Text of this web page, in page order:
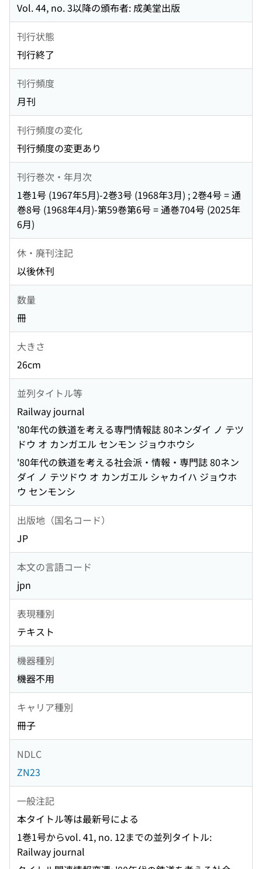
Vol. 44, no. 3以降の頒布者: 成美堂出版
刊行状態
刊行終了
刊行頻度
月刊
刊行頻度の変化
刊行頻度の変更あり
刊行巻次・年月次
1巻1号 (1967年5月)-2巻3号 (1968年3月) ; 2巻4号 = 通
巻8号 (1968年4月)-第59巻第6号 = 通巻704号 (2025年
6月)
休・廃刊注記
以後休刊
数量
冊
大きさ
26cm
並列タイトル等
Railway journal
'80年代の鉄道を考える専門情報誌 80ネンダイ ノ テツ
ドウ オ カンガエル センモン ジョウホウシ
'80年代の鉄道を考える社会派・情報・専門誌 80ネン
ダイ ノ テツドウ オ カンガエル シャカイハ ジョウホ
ウ センモンシ
出版地（国名コード）
JP
本文の言語コード
jpn
表現種別
テキスト
機器種別
機器不用
キャリア種別
冊子
NDLC
ZN23
一般注記
本タイトル等は最新号による
1巻1号からvol. 41, no. 12までの並列タイトル:
Railway journal